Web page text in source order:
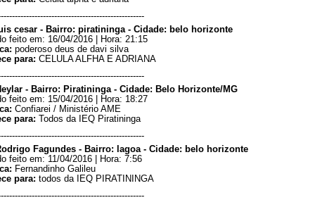
cesar - Bairro: piratininga - Cidade: belo horizonte
feito em: 16/04/2016 | Hora: 21:15
poderoso deus de davi silva
para: CELULA ALFHA E ADRIANA
- Bairro: Piratininga - Cidade: Belo Horizonte/MG
feito em: 15/04/2016 | Hora: 18:27
Confiarei / Ministério AME
para: Todos da IEQ Piratininga
Fagundes - Bairro: lagoa - Cidade: belo horizonte
feito em: 11/04/2016 | Hora: 7:56
Fernandinho Galileu
para: todos da IEQ PIRATININGA